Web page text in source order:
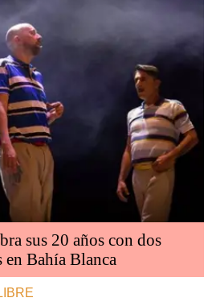
sus 20 años con dos
en Bahía Blanca